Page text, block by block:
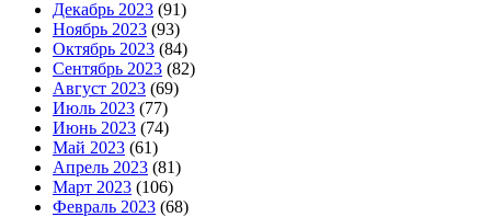
Декабрь 2023 (91)
Ноябрь 2023 (93)
Октябрь 2023 (84)
Сентябрь 2023 (82)
Август 2023 (69)
Июль 2023 (77)
Июнь 2023 (74)
Май 2023 (61)
Апрель 2023 (81)
Март 2023 (106)
Февраль 2023 (68)